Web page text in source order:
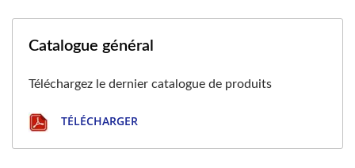
Catalogue général
Téléchargez le dernier catalogue de produits
TÉLÉCHARGER